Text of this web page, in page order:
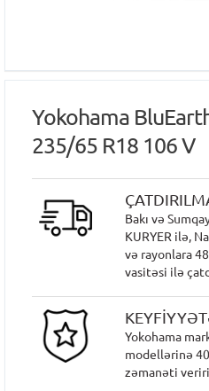
Yokohama
235/65 R18 106 V
Bakı və
KURYER ilə,
və rayonlara
vasitəsi ilə
Yokohama
modellərinə
zəmanəti